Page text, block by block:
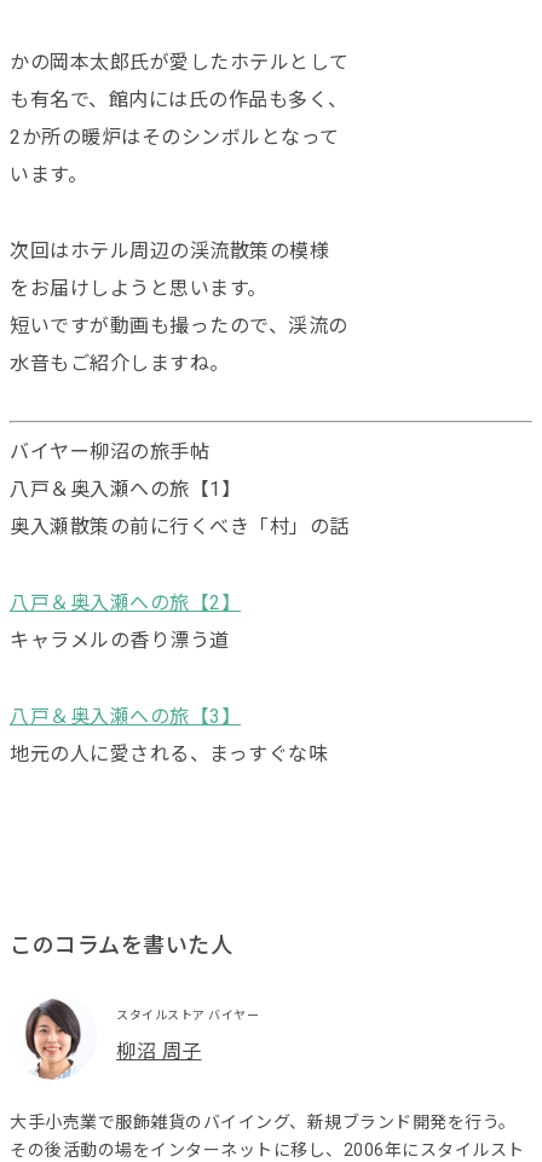
かの岡本太郎氏が愛したホテルとして
も有名で、館内には氏の作品も多く、
2か所の暖炉はそのシンボルとなって
います。
次回はホテル周辺の渓流散策の模様
をお届けしようと思います。
短いですが動画も撮ったので、渓流の
水音もご紹介しますね。
バイヤー柳沼の旅手帖
八戸＆奥入瀬への旅【1】
奥入瀬散策の前に行くべき「村」の話
八戸＆奥入瀬への旅【2】
キャラメルの香り漂う道
八戸＆奥入瀬への旅【3】
地元の人に愛される、まっすぐな味
このコラムを書いた人
スタイルストア バイヤー
柳沼 周子
大手小売業で服飾雑貨のバイイング、新規ブランド開発を行う。
その後活動の場をインターネットに移し、2006年にスタイルスト